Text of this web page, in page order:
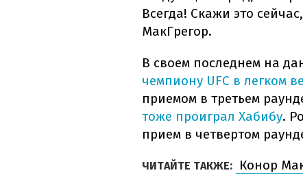
Всегда! Скажи это
МакГрегор.
В своем последнем на
чемпиону UFC в легком
приемом в третьем
тоже проиграл Хабибу.
прием в четвертом
ЧИТАЙТЕ ТАКЖЕ:
Конор